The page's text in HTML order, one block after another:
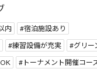
内
宿泊施設あり
練習設備が充実
グリー
トーナメント開催コー